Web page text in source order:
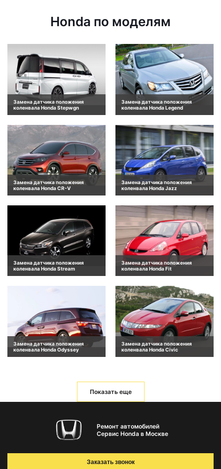
Honda по моделям
Замена датчика положения
коленвала Honda Stepwgn
Замена датчика положения
коленвала Honda Legend
Замена датчика положения
коленвала Honda CR-V
Замена датчика положения
коленвала Honda Jazz
Замена датчика положения
коленвала Honda Stream
Замена датчика положения
коленвала Honda Fit
Замена датчика положения
коленвала Honda Odyssey
Замена датчика положения
коленвала Honda Civic
Показать еще
Ремонт автомобилей
Сервис Honda в Москве
Заказать звонок